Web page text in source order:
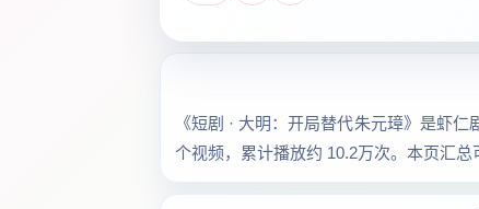
《短剧 · 大明：开局替代朱元璋》是虾
个视频，累计播放约 10.2万次。本页汇总